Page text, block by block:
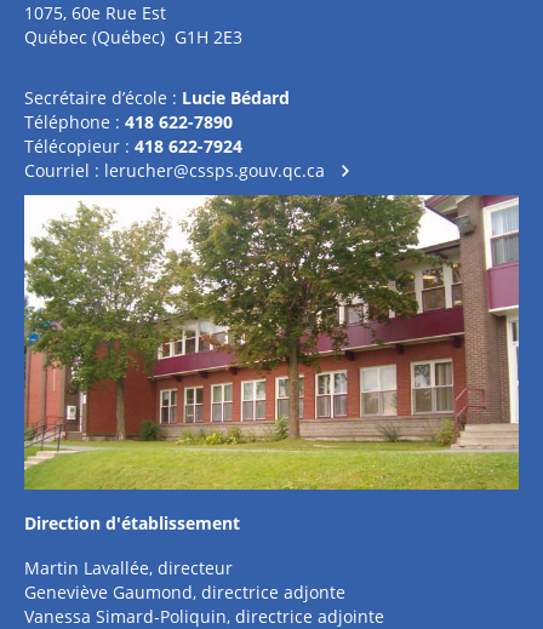
1075, 60e Rue Est
Québec (Québec) G1H 2E3
Secrétaire d’école : Lucie Bédard
Téléphone : 418 622-7890
Télécopieur : 418 622-7924
Courriel : lerucher@cssps.gouv.qc.ca
Direction d'établissement
Martin Lavallée, directeur
Geneviève Gaumond, directrice adjonte
Vanessa Simard-Poliquin, directrice adjointe